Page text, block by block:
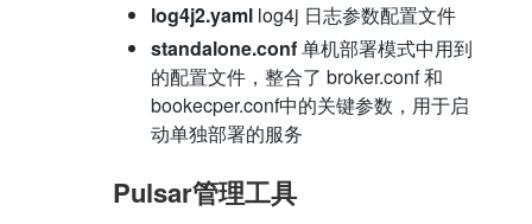
log4j2.yamllog4j 日志参数配置文件
standalone.conf单机部署模式中用到
的配置文件，整合了 broker.conf 和
bookecper.conf中的关键参数，用于启
动单独部署的服务
Pulsar管理工具